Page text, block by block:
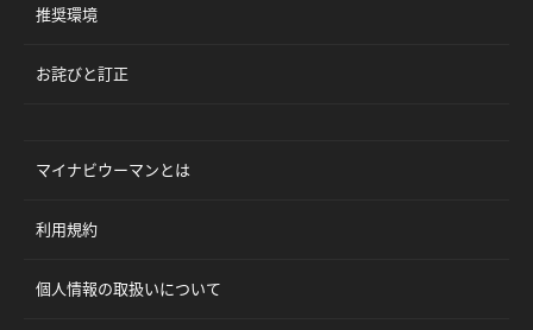
推奨環境
お詫びと訂正
マイナビウーマンとは
利用規約
個人情報の取扱いについて